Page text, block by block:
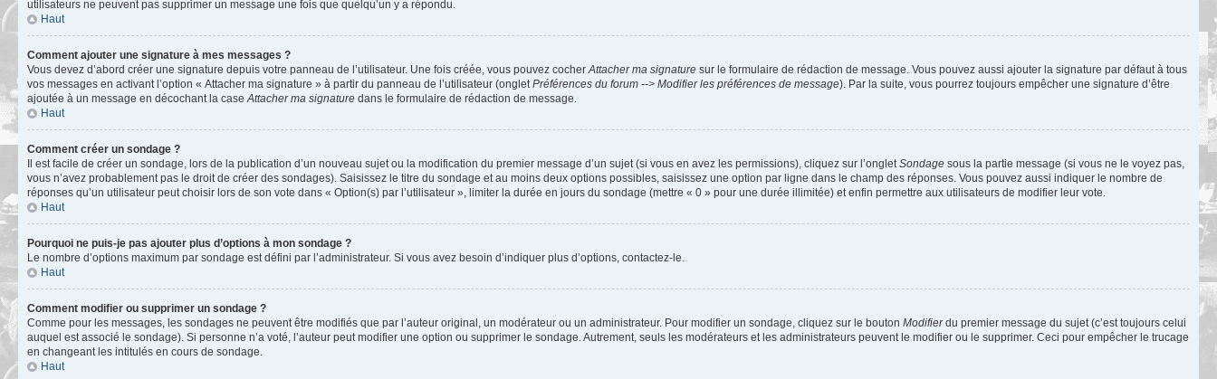
utilisateurs ne peuvent pas supprimer un message une fois que quelqu’un y a répondu.
Haut
Comment ajouter une signature à mes messages ?
Vous devez d’abord créer une signature depuis votre panneau de l’utilisateur. Une fois créée, vous pouvez cocherAttacher ma signature sur le formulaire de rédaction de message. Vous pouvez aussi ajouter la signature par défaut à tous
vos messages en activant l’option « Attacher ma signature » à partir du panneau de l’utilisateur (ongletPréférences du forum --> Modifier les préférences de message). Par la suite, vous pourrez toujours empêcher une signature d’être
ajoutée à un message en décochant la caseAttacher ma signature dans le formulaire de rédaction de message.
Haut
Comment créer un sondage ?
Il est facile de créer un sondage, lors de la publication d’un nouveau sujet ou la modification du premier message d’un sujet (si vous en avez les permissions), cliquez sur l’ongletSondage sous la partie message (si vous ne le voyez pas,
vous n’avez probablement pas le droit de créer des sondages). Saisissez le titre du sondage et au moins deux options possibles, saisissez une option par ligne dans le champ des réponses. Vous pouvez aussi indiquer le nombre de
réponses qu’un utilisateur peut choisir lors de son vote dans « Option(s) par l’utilisateur », limiter la durée en jours du sondage (mettre « 0 » pour une durée illimitée) et enfin permettre aux utilisateurs de modifier leur vote.
Haut
Pourquoi ne puis-je pas ajouter plus d’options à mon sondage ?
Le nombre d’options maximum par sondage est défini par l’administrateur. Si vous avez besoin d’indiquer plus d’options, contactez-le.
Haut
Comment modifier ou supprimer un sondage ?
Comme pour les messages, les sondages ne peuvent être modifiés que par l’auteur original, un modérateur ou un administrateur. Pour modifier un sondage, cliquez sur le bouton Modifierdu premier message du sujet (c’est toujours celui
auquel est associé le sondage). Si personne n’a voté, l’auteur peut modifier une option ou supprimer le sondage. Autrement, seuls les modérateurs et les administrateurs peuvent le modifier ou le supprimer. Ceci pour empêcher le trucage
en changeant les intitulés en cours de sondage.
Haut